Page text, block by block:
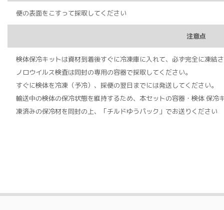
便の表面をこすって採取してください
注意点
検体保冷キットは資材到着後すぐに冷凍庫に入れて、必ず完全に凍結
ノロウイルス検査は同封の専用の容器で採取してください。
すぐに検体を冷凍（予冷）、採便の翌⽇までには発送してください。
輸送中の検体の保冷状態を維持するため、本セットの容器・検体 保
凍済みの保冷材を同封の上、「チルドゆうパック」でお送りください